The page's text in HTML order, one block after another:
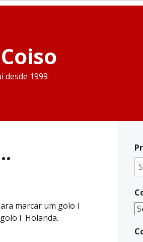
desde 1999
marcar um golo í
í Holanda.